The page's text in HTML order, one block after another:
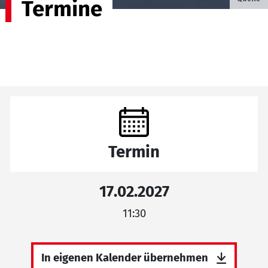
Termine
Termin
17.02.2027
11:30
In eigenen Kalender übernehmen